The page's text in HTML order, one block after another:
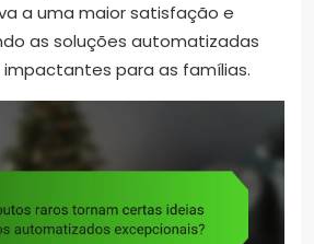
a uma maior satisfação e
as soluções automatizadas
para as famílias.